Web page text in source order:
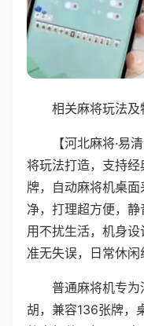
相关麻将玩法及
【河北麻将·易
将玩法打造，支持
牌，自动麻将机桌
净，打理超方便，
用不扰生活，机身
准无失误，日常休闲
普通麻将机专
胡，兼容136张牌，